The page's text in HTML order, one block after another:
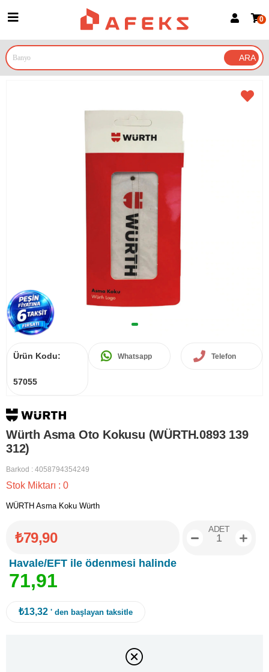
Google İle Bağlan
0
Ürün Kodu:
57055
Whatsapp Telefon
Würth Asma Oto Kokusu (WÜRTH.0893 139
312)
Barkod : 4058794354249
Stok Miktarı : 0
WÜRTH Asma Koku Würth
₺79,90
Havale/EFT ile ödenmesi halinde
71,91
ADET
₺13,32 ' den başlayan taksitle